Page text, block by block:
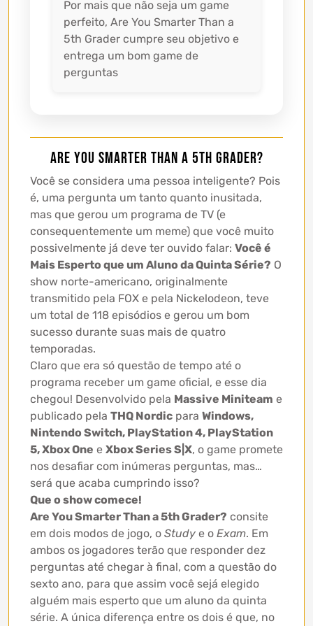
Por mais que não seja um game
perfeito, Are You Smarter Than a
5th Grader cumpre seu objetivo e
entrega um bom game de
perguntas
Are You Smarter Than a 5th Grader?
Você se considera uma pessoa inteligente? Pois
é, uma pergunta um tanto quanto inusitada,
mas que gerou um programa de TV (e
consequentemente um meme) que você muito
possivelmente já deve ter ouvido falar: Você é
Mais Esperto que um Aluno da Quinta Série? O
show norte-americano, originalmente
transmitido pela FOX e pela Nickelodeon, teve
um total de 118 episódios e gerou um bom
sucesso durante suas mais de quatro
temporadas.
Claro que era só questão de tempo até o
programa receber um game oficial, e esse dia
chegou! Desenvolvido pela Massive Miniteam e
publicado pela THQ Nordic para Windows,
Nintendo Switch, PlayStation 4, PlayStation
5, Xbox One e Xbox Series S|X, o game promete
nos desafiar com inúmeras perguntas, mas…
será que acaba cumprindo isso?
Que o show comece!
Are You Smarter Than a 5th Grader? consite
em dois modos de jogo, o Study e o Exam. Em
ambos os jogadores terão que responder dez
perguntas até chegar à final, com a questão do
sexto ano, para que assim você sejá elegido
alguém mais esperto que um aluno da quinta
série. A única diferença entre os dois é que, no